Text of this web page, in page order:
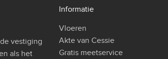
vestiging
als het
Informatie
Vloeren
Akte van Cessie
Gratis meetservice